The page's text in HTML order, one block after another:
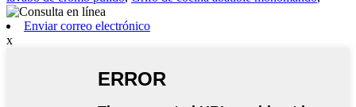
Enviar correo electrónico
x